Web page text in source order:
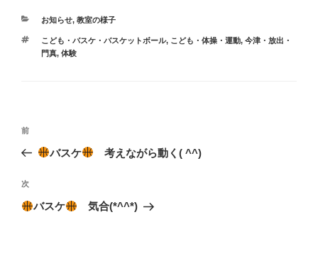
カ
ゴ
リ
お知らせ, 教室の様子
タ
グ
こども・バスケ・バスケットボール, こども・体操・運動, 今津・放出・
門真, 体験
投
ナ
ビ
ゲ
過
去
投
稿
前
バスケ 考えながら動く( ^^)
次
の
次
バスケ 気合(*^^*)